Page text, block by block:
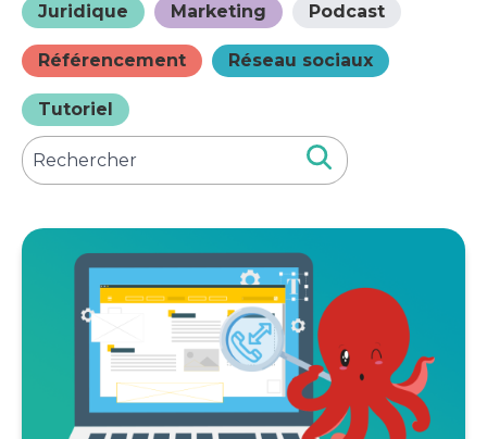
Juridique Marketing Podcast
Référencement Réseau sociaux
Tutoriel